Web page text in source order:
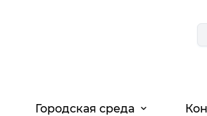
Городская среда expand_more